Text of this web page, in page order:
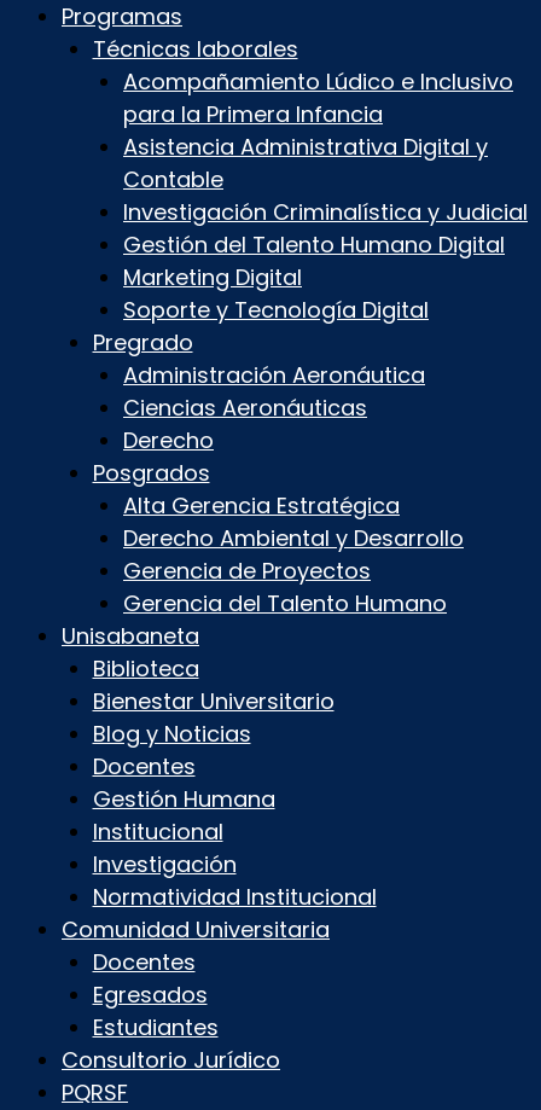
Programas
Técnicas laborales
Acompañamiento Lúdico e Inclusivo
para la Primera Infancia
Asistencia Administrativa Digital y
Contable
Investigación Criminalística y Judicial
Gestión del Talento Humano Digital
Marketing Digital
Soporte y Tecnología Digital
Pregrado
Administración Aeronáutica
Ciencias Aeronáuticas
Derecho
Posgrados
Alta Gerencia Estratégica
Derecho Ambiental y Desarrollo
Gerencia de Proyectos
Gerencia del Talento Humano
Unisabaneta
Biblioteca
Bienestar Universitario
Blog y Noticias
Docentes
Gestión Humana
Institucional
Investigación
Normatividad Institucional
Comunidad Universitaria
Docentes
Egresados
Estudiantes
Consultorio Jurídico
PQRSF